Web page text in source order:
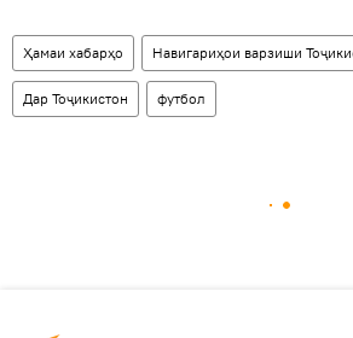
Ҳамаи хабарҳо Навигариҳои варзиши
Дар Тоҷикистон футбол